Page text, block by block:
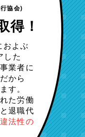
協会)
得！
およぶ
した
業者に
から
す。
た労働
退職代
違法性の